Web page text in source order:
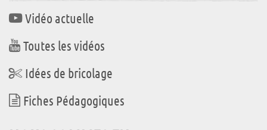
Vidéo actuelle
Toutes les vidéos
Idées de bricolage
Fiches Pédagogiques